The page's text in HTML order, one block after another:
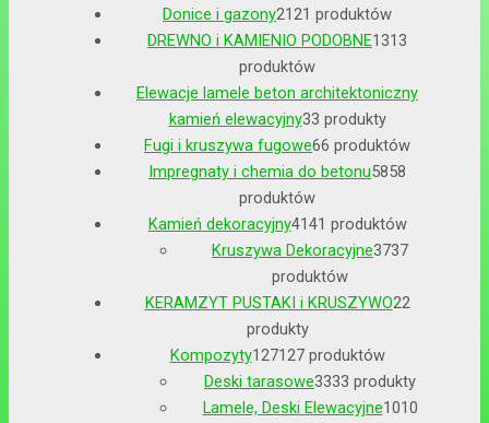
Donice i gazony2121 produktów
DREWNO i KAMIENIO PODOBNE1313
produktów
Elewacje lamele beton architektoniczny
kamień elewacyjny33 produkty
Fugi i kruszywa fugowe66 produktów
Impregnaty i chemia do betonu5858
produktów
Kamień dekoracyjny4141 produktów
Kruszywa Dekoracyjne3737
produktów
KERAMZYT PUSTAKI i KRUSZYWO22
produkty
Kompozyty127127 produktów
Deski tarasowe3333 produkty
Lamele, Deski Elewacyjne1010